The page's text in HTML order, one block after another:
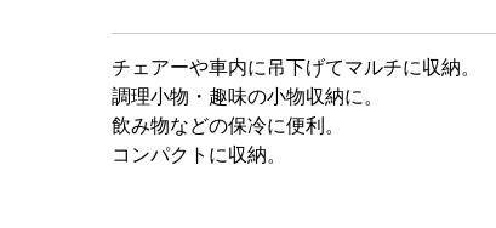
チェアーや車内に吊下げてマルチに収納。
調理小物・趣味の小物収納に。
飲み物などの保冷に便利。
コンパクトに収納。